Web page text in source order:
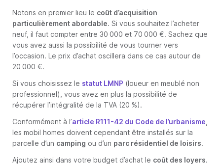
Notons en premier lieu le coût d’acquisition
particulièrement abordable. Si vous souhaitez l’acheter
neuf, il faut compter entre 30 000 et 70 000 €. Sachez que
vous avez aussi la possibilité de vous tourner vers
l’occasion. Le prix d’achat oscillera dans ce cas autour de
20 000 €.
Si vous choisissez le statut LMNP (loueur en meublé non
professionnel), vous avez en plus la possibilité de
récupérer l’intégralité de la TVA (20 %).
Conformément à l’article R111-42 du Code de l’urbanisme
les mobil homes doivent cependant être installés sur la
parcelle d’un camping ou d’un parc résidentiel de loisirs.
Ajoutez ainsi dans votre budget d’achat le coût des loyers.